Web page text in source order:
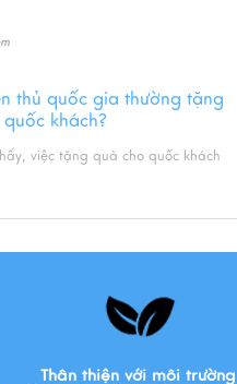
thủ quốc gia thường tặng
khách?
việc tặng quà cho quốc khách
những lợi ích bất ngờ từ
uống cà phê mỗi sáng
Thân thiện với môi trường